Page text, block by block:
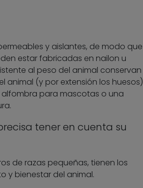
y aislantes, de modo que
estar fabricadas en nailon u
al peso del animal conservan
animal (y por extensión los huesos)
alfombra para mascotas o una
tener en cuenta su
de razas pequeñas, tienen los
y bienestar del animal.